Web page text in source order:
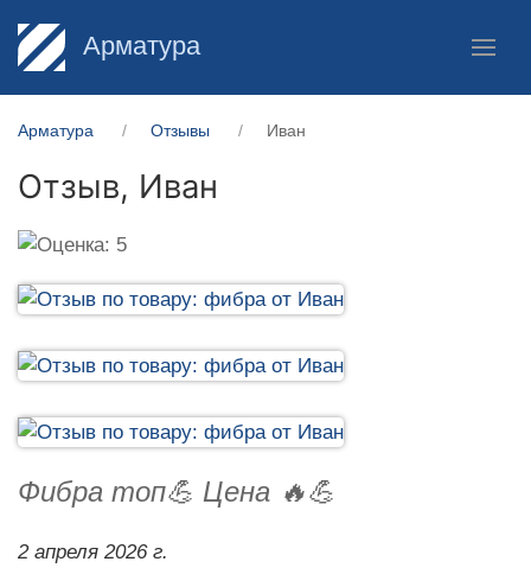
Арматура
Арматура Отзывы Иван
Отзыв, Иван
Фибра топ💪 Цена 🔥💪
2 апреля 2026 г.